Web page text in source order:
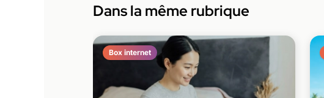
Dans la même rubrique
Box internet